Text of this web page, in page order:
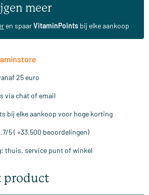
meer
en spaarVitaminPoints bij elke aankoop
25 euro
via chat of email
bij elke aankoop voor hoge korting
5 ( +33.500 beoordelingen)
thuis, service punt of winkel
product